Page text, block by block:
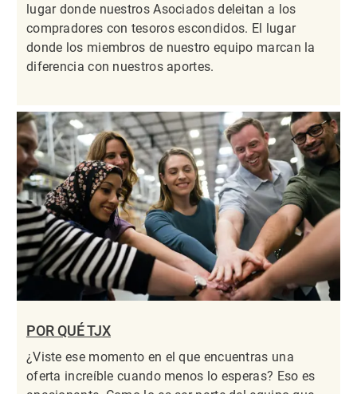
lugar donde nuestros Asociados deleitan a los
compradores con tesoros escondidos. El lugar
donde los miembros de nuestro equipo marcan la
diferencia con nuestros aportes.
POR QUÉ TJX
¿Viste ese momento en el que encuentras una
oferta increíble cuando menos lo esperas? Eso es